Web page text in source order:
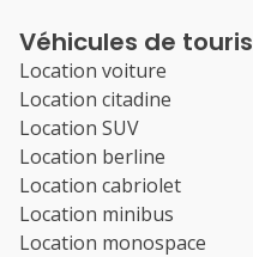
Véhicules de
Location voiture
Location citadine
Location SUV
Location berline
Location cabriolet
Location minibus
Location monospace